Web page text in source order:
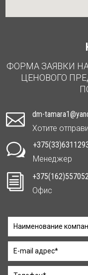
ФОРМА ЗАЯВКИ
ЦЕНОВОГО

dm-
Хотите
w
Менеджер
i
+375(162)557052
Офис